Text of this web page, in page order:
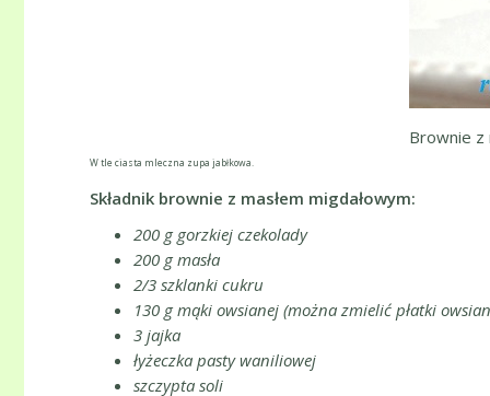
Brownie z
W tle ciasta mleczna zupa jabłkowa.
Składnik brownie z masłem migdałowym:
200 g gorzkiej czekolady
200 g masła
2/3 szklanki cukru
130 g mąki owsianej (można zmielić płatki
3 jajka
łyżeczka pasty waniliowej
szczypta soli